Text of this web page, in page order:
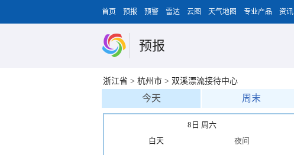
首页 预报 预警 雷达 云图 天气地图 专业产品 资讯
预报
浙江省 > 杭州市 > 双溪漂流接待中心
今天 周末
8日 周六
白天
夜间